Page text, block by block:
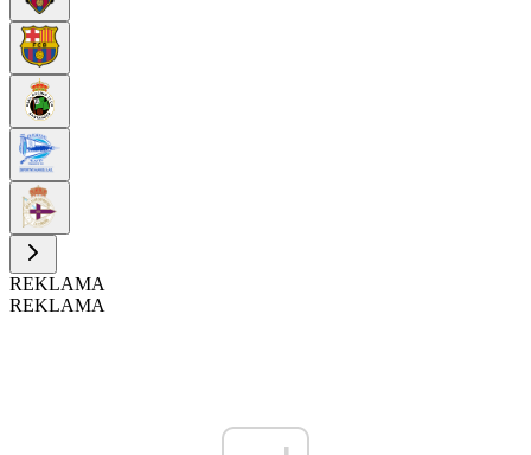
REKLAMA
REKLAMA